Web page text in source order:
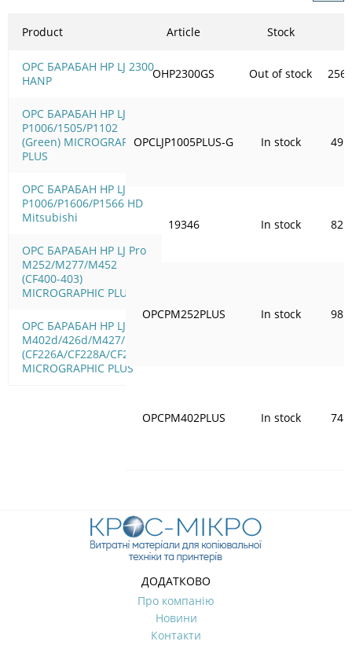
Product
OPC БАРАБАН HP LJ 2300
HANP
OPC БАРАБАН HP LJ
P1006/1505/Р1102
(Green) MICROGRAPHIC
PLUS
OPC БАРАБАН HP LJ
P1006/Р1606/Р1566 HD
Mitsubishi
OPC БАРАБАН HP LJ Pro
M252/M277/M452
(CF400-403)
MICROGRAPHIC PLUS
OPC БАРАБАН HP LJ Pro
M402d/426d/M427/M506
(CF226A/CF228A/CF287A)
MICROGRAPHIC PLUS
Article Stock
ОHP2300GS Out of stock
OPCLJP1005PLUS-G In stock
19346 In stock
OPCPM252PLUS In stock
OPCPM402PLUS In stock
ДОДАТКОВО
Про компанію
Новини
Контакти